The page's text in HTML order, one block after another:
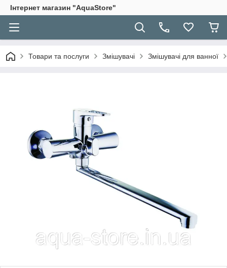
Інтернет магазин "AquaStore"
Товари та послуги Змішувачі Змішувачі для ванної